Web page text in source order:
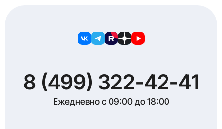
8 (499) 322-42-41
Ежедневно с 09:00 до 18:00